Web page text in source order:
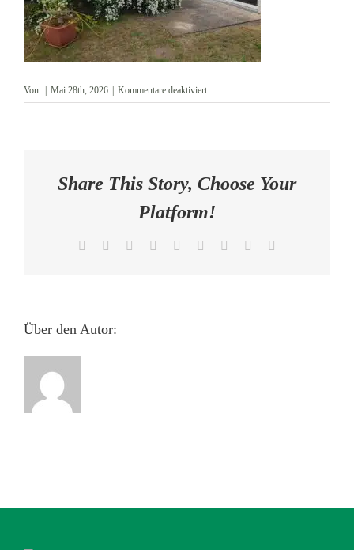
AKTUELLES
KONTAKT
Von Mai 28th, 2026 Kommentare deaktiviertfür
Sonnenterrasse
Share This Story, Choose Your
Platform!
Facebook Reddit LinkedInWhatsApp
TumblrPinterest
Über den Autor: